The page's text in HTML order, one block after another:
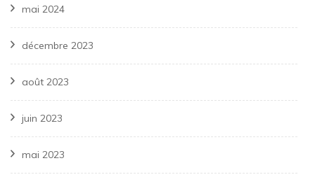
mai 2024
décembre 2023
août 2023
juin 2023
mai 2023